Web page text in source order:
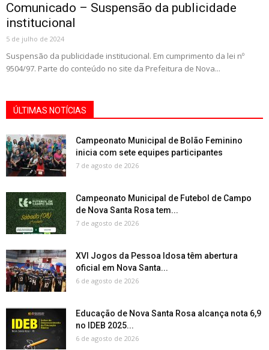
Comunicado – Suspensão da publicidade
institucional
5 de julho de 2024
Suspensão da publicidade institucional. Em cumprimento da lei nº
9504/97. Parte do conteúdo no site da Prefeitura de Nova...
ÚLTIMAS NOTÍCIAS
Campeonato Municipal de Bolão Feminino
inicia com sete equipes participantes
7 de agosto de 2026
Campeonato Municipal de Futebol de Campo
de Nova Santa Rosa tem...
7 de agosto de 2026
XVI Jogos da Pessoa Idosa têm abertura
oficial em Nova Santa...
6 de agosto de 2026
Educação de Nova Santa Rosa alcança nota 6,9
no IDEB 2025...
6 de agosto de 2026